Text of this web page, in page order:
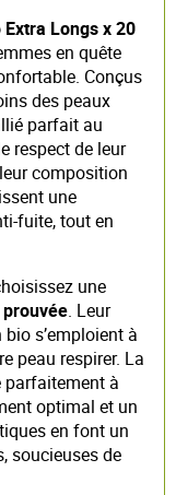
Longs x 20
en quête
Conçus
des peaux
parfait au
respect de leur
composition
une
fuite, tout en
une
. Leur
s’emploient à
peau respirer. La
parfaitement à
optimal et un
en font un
soucieuses de